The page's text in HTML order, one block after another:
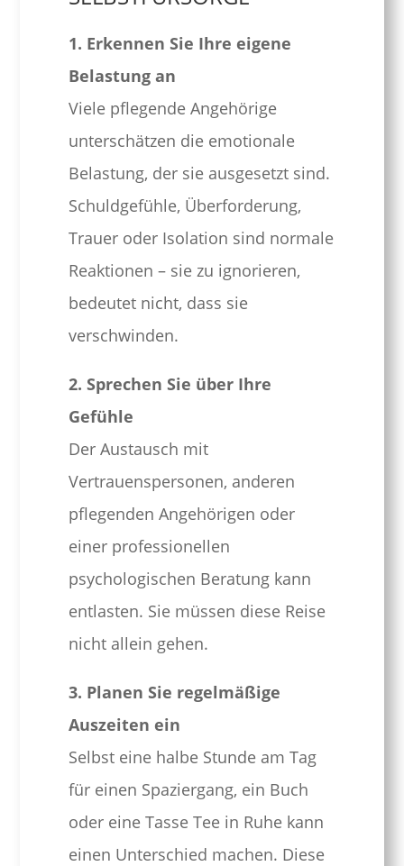
1. Erkennen Sie Ihre eigene
Belastung an
Viele pflegende Angehörige
unterschätzen die emotionale
Belastung, der sie ausgesetzt sind.
Schuldgefühle, Überforderung,
Trauer oder Isolation sind normale
Reaktionen – sie zu ignorieren,
bedeutet nicht, dass sie
verschwinden.
2. Sprechen Sie über Ihre
Gefühle
Der Austausch mit
Vertrauenspersonen, anderen
pflegenden Angehörigen oder
einer professionellen
psychologischen Beratung kann
entlasten. Sie müssen diese Reise
nicht allein gehen.
3. Planen Sie regelmäßige
Auszeiten ein
Selbst eine halbe Stunde am Tag
für einen Spaziergang, ein Buch
oder eine Tasse Tee in Ruhe kann
einen Unterschied machen. Diese